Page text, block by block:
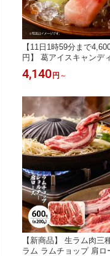
【11日1時59分まで
円】 葛アイスキャンデ
ト 8本セット 選べるセ
堂 くず 葛 アイス 溶け
ヘルシー 贈り物 プレゼ
スイーツ 母の日 北海
配送不可
4,140 円 ～
【新商品】 生ラム肉三
ラム ラムチョップ 肩ロ